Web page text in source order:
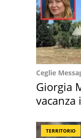
Ceglie
Giorgia
vacanza
TERRITORIO